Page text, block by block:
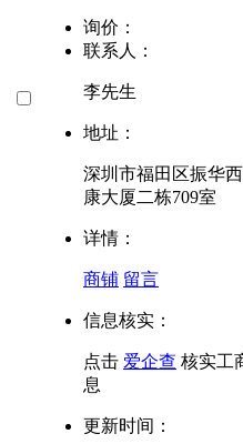
询价：
联系人：
李先生
地址：
深圳市福田区振华
康大厦二栋709室
详情：
商铺 留言
信息核实：
点击 爱企查 核实工
息
更新时间：